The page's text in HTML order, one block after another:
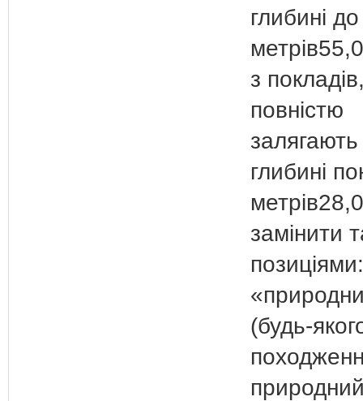
глибині
з
повністю
глибині
замінити
позиціями:
(будь-